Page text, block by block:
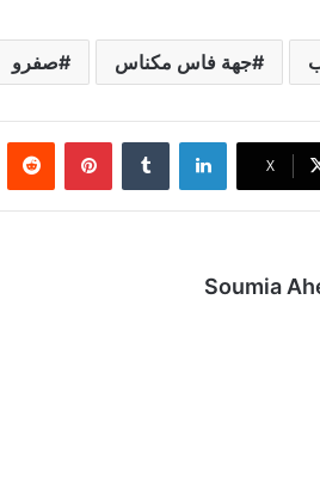
جهة فاس مكناس صفرو
‫X
لينكدإن بينتيريست
Soumia